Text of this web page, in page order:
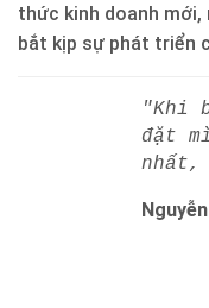
thức kinh doanh
bắt kịp sự phát triển
"Khi
đặt
nhất,